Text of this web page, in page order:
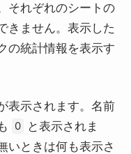
それぞれのシートの
きません。表示した
の統計情報を表示す
表示されます。名前
0
と表示されま
いときは何も表示さ